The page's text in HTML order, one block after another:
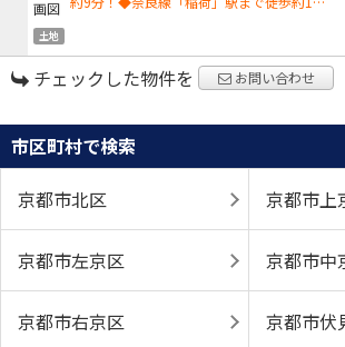
土地
チェックした物件を お問い合わせ
市区町村で検索
京都市北区
京都市上
京都市左京区 京都市中
京都市右京区 京都市伏